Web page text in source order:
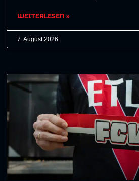
WEITERLESEN »
7. August 2026